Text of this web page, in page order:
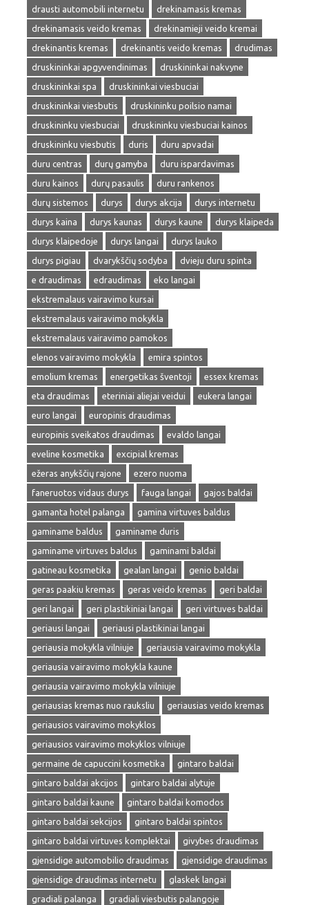
drausti automobili internetu
drekinamasis kremas
drekinamasis veido kremas
drekinamieji veido kremai
drekinantis kremas
drekinantis veido kremas
drudimas
druskininkai apgyvendinimas
druskininkai nakvyne
druskininkai spa
druskininkai viesbuciai
druskininkai viesbutis
druskininku poilsio namai
druskininku viesbuciai
druskininku viesbuciai kainos
druskininku viesbutis
duris
duru apvadai
duru centras
durų gamyba
duru ispardavimas
duru kainos
durų pasaulis
duru rankenos
durų sistemos
durys durys akcija
durys internetu
durys kaina
durys kaunas durys kaune
durys klaipeda
durys klaipedoje
durys langai
durys lauko
durys pigiau
dvarykščių sodyba
dvieju duru spinta
e draudimas
edraudimas
eko langai
ekstremalaus vairavimo kursai
ekstremalaus vairavimo mokykla
ekstremalaus vairavimo pamokos
elenos vairavimo mokykla
emira spintos
emolium kremas
energetikas šventoji
essex kremas
eta draudimas
eteriniai aliejai veidui
eukera langai
euro langai
europinis draudimas
europinis sveikatos draudimas
evaldo langai
eveline kosmetika
excipial kremas
ežeras anykščių rajone
ezero nuoma
faneruotos vidaus durys
fauga langai
gajos baldai
gamanta hotel palanga
gamina virtuves baldus
gaminame baldus
gaminame duris
gaminame virtuves baldus
gaminami baldai
gatineau kosmetika
gealan langai
genio baldai
geras paakiu kremas
geras veido kremas
geri baldai
geri langai
geri plastikiniai langai
geri virtuves baldai
geriausi langai
geriausi plastikiniai langai
geriausia mokykla vilniuje
geriausia vairavimo mokykla
geriausia vairavimo mokykla kaune
geriausia vairavimo mokykla vilniuje
geriausias kremas nuo rauksliu
geriausias veido kremas
geriausios vairavimo mokyklos
geriausios vairavimo mokyklos vilniuje
germaine de capuccini kosmetika
gintaro baldai
gintaro baldai akcijos
gintaro baldai alytuje
gintaro baldai kaune
gintaro baldai komodos
gintaro baldai sekcijos
gintaro baldai spintos
gintaro baldai virtuves komplektai
givybes draudimas
gjensidige automobilio draudimas
gjensidige draudimas
gjensidige draudimas internetu
glaskek langai
gradiali palanga
gradiali viesbutis palangoje